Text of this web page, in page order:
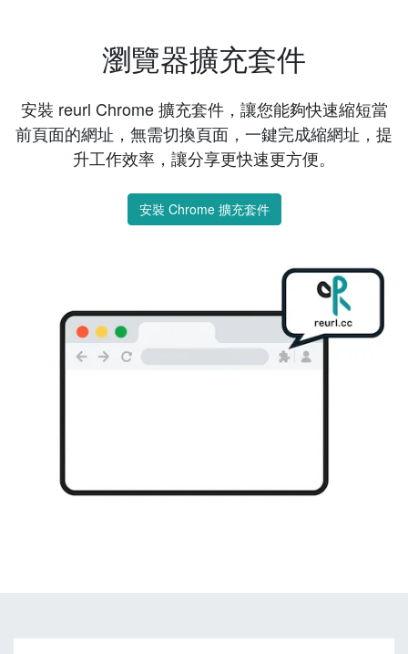
瀏覽器擴充套件
安裝 reurl Chrome 擴充套件，讓您能夠快速縮短當
前頁面的網址，無需切換頁面，一鍵完成縮網址，提
升工作效率，讓分享更快速更方便。
安裝 Chrome 擴充套件